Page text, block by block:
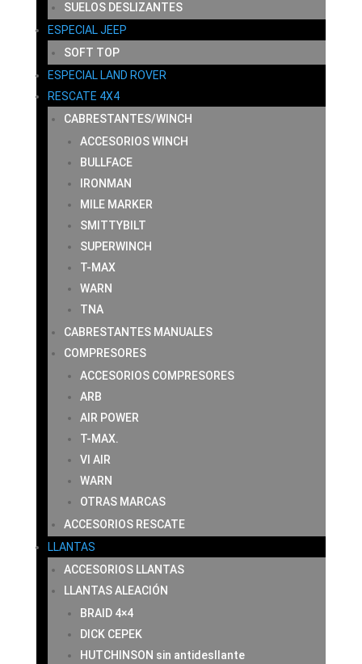
SUELOS DESLIZANTES
ESPECIAL JEEP
SOFT TOP
ESPECIAL LAND ROVER
RESCATE 4X4
CABRESTANTES/WINCH
ACCESORIOS WINCH
BULLFACE
IRONMAN
MILE MARKER
SMITTYBILT
SUPERWINCH
T-MAX
WARN
TNA
CABRESTANTES MANUALES
COMPRESORES
ACCESORIOS COMPRESORES
ARB
AIR POWER
T-MAX.
VI AIR
WARN
OTRAS MARCAS
ACCESORIOS RESCATE
LLANTAS
ACCESORIOS LLANTAS
LLANTAS ALEACIÓN
BRAID 4×4
DICK CEPEK
HUTCHINSON sin antidesllante